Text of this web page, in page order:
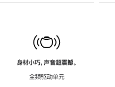
身材小巧，声音超震撼。
全频驱动单元